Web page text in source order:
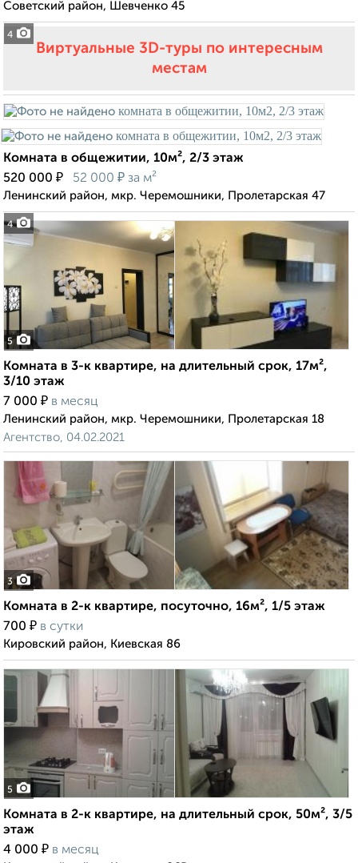
4
Советский район, Шевченко 45
Виртуальные 3D-туры по интересным
местам
4
Комната в общежитии, 10м², 2/3 этаж
520 000 ₽ 52 000 ₽ за м²
Ленинский район, мкр. Черемошники, Пролетарская 47
5
Комната в 3-к квартире, на длительный срок, 17м²,
3/10 этаж
7 000 ₽ в месяц
Ленинский район, мкр. Черемошники, Пролетарская 18
Агентство, 04.02.2021
3
Комната в 2-к квартире, посуточно, 16м², 1/5 этаж
700 ₽ в сутки
Кировский район, Киевская 86
5
Комната в 2-к квартире, на длительный срок, 50м², 3/5
этаж
4 000 ₽ в месяц